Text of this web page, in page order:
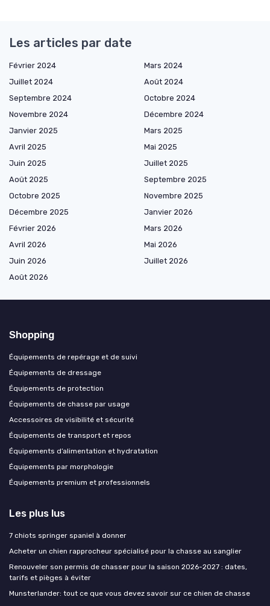
Les articles par date
Février 2024
Mars 2024
Juillet 2024
Août 2024
Septembre 2024
Octobre 2024
Novembre 2024
Décembre 2024
Janvier 2025
Mars 2025
Avril 2025
Mai 2025
Juin 2025
Juillet 2025
Août 2025
Septembre 2025
Octobre 2025
Novembre 2025
Décembre 2025
Janvier 2026
Février 2026
Mars 2026
Avril 2026
Mai 2026
Juin 2026
Juillet 2026
Août 2026
Shopping
Équipements de repérage et de suivi
Équipements de dressage
Équipements de protection
Équipements de chasse par usage
Accessoires de visibilité et sécurité
Équipements de transport et repos
Équipements d’alimentation et hydratation
Équipements par morphologie
Équipements premium et professionnels
Les plus lus
7 chiots springer spaniel à donner
Acheter un chien rapprocheur spécialisé pour la chasse au sanglier
Renouveler son permis de chasser pour la saison 2026-2027 : dates,
tarifs et pièges à éviter
Munsterlander: tout ce que vous devez savoir sur ce chien de chasse